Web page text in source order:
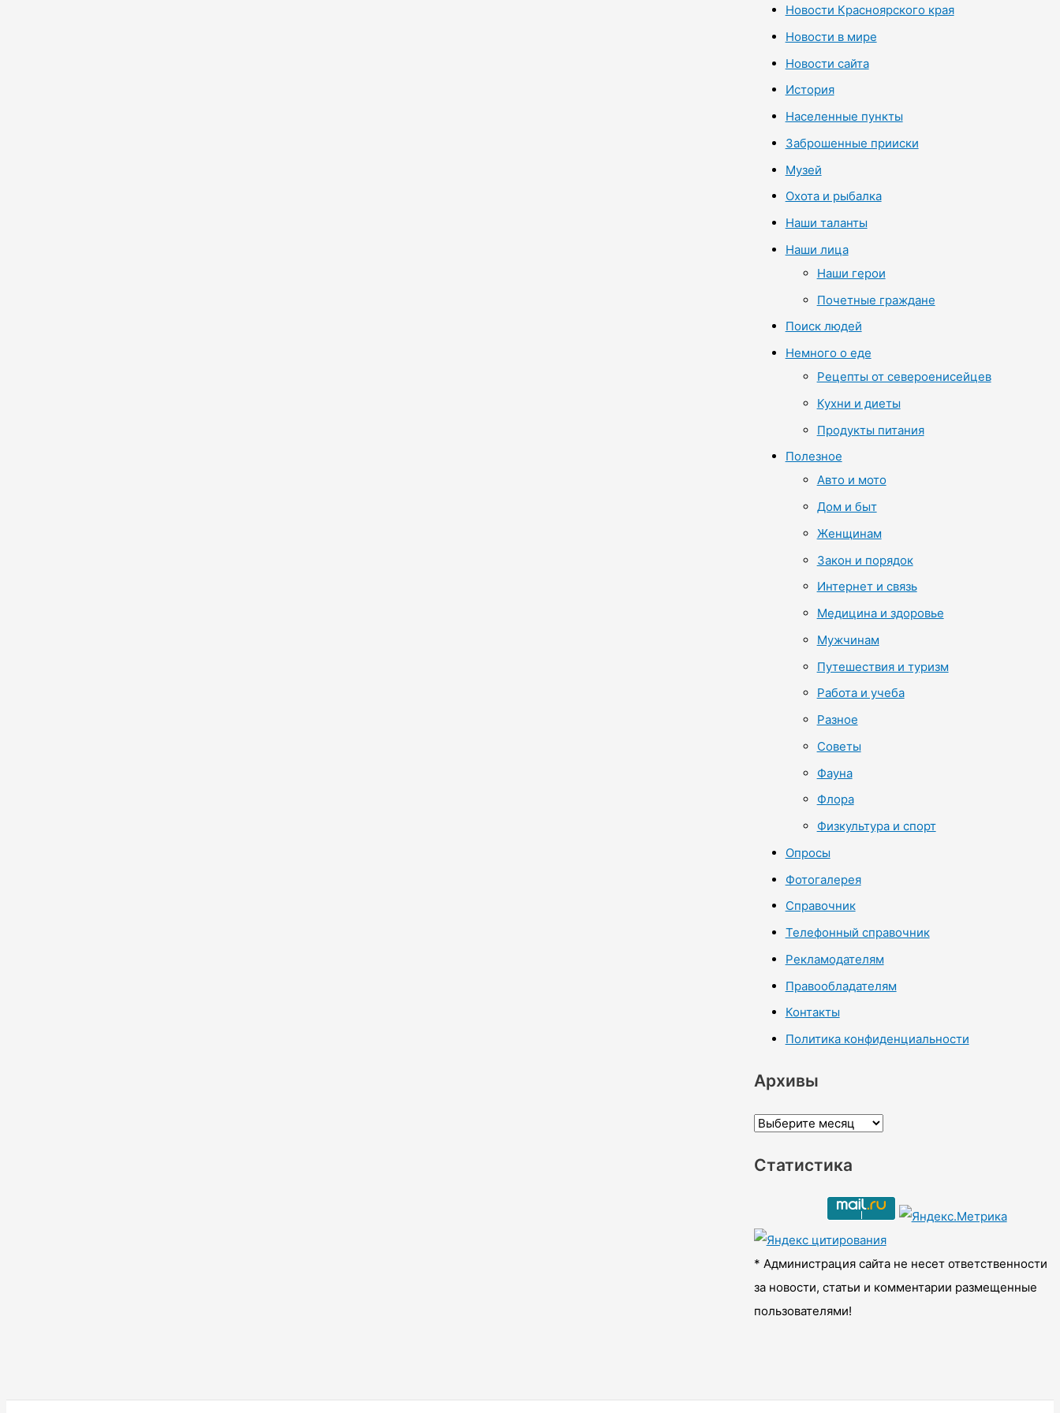
Новости Красноярского края
Новости в мире
Новости сайта
История
Населенные пункты
Заброшенные прииски
Музей
Охота и рыбалка
Наши таланты
Наши лица
Наши герои
Почетные граждане
Поиск людей
Немного о еде
Рецепты от североенисейцев
Кухни и диеты
Продукты питания
Полезное
Авто и мото
Дом и быт
Женщинам
Закон и порядок
Интернет и связь
Медицина и здоровье
Мужчинам
Путешествия и туризм
Работа и учеба
Разное
Советы
Фауна
Флора
Физкультура и спорт
Опросы
Фотогалерея
Справочник
Телефонный справочник
Рекламодателям
Правообладателям
Контакты
Политика конфиденциальности
Архивы
А
х
ы
Статистика
* Администрация сайта не несет ответственности
за новости, статьи и комментарии размещенные
пользователями!